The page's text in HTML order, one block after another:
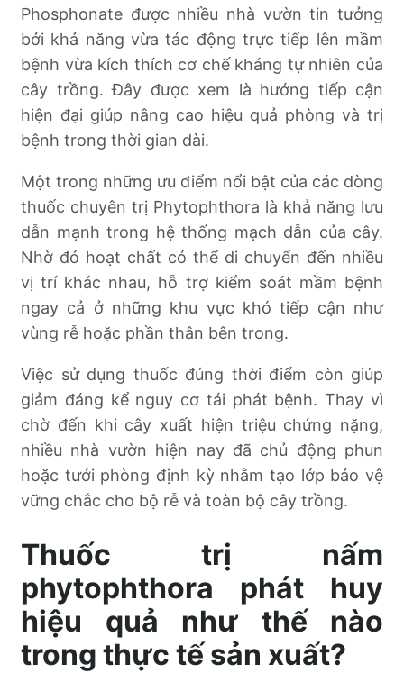
Phosphonate được nhiều nhà vườn tin tưởng
bởi khả năng vừa tác động trực tiếp lên mầm
bệnh vừa kích thích cơ chế kháng tự nhiên của
cây trồng. Đây được xem là hướng tiếp cận
hiện đại giúp nâng cao hiệu quả phòng và trị
bệnh trong thời gian dài.
Một trong những ưu điểm nổi bật của các dòng
thuốc chuyên trị Phytophthora là khả năng lưu
dẫn mạnh trong hệ thống mạch dẫn của cây.
Nhờ đó hoạt chất có thể di chuyển đến nhiều
vị trí khác nhau, hỗ trợ kiểm soát mầm bệnh
ngay cả ở những khu vực khó tiếp cận như
vùng rễ hoặc phần thân bên trong.
Việc sử dụng thuốc đúng thời điểm còn giúp
giảm đáng kể nguy cơ tái phát bệnh. Thay vì
chờ đến khi cây xuất hiện triệu chứng nặng,
nhiều nhà vườn hiện nay đã chủ động phun
hoặc tưới phòng định kỳ nhằm tạo lớp bảo vệ
vững chắc cho bộ rễ và toàn bộ cây trồng.
Thuốc trị nấm
phytophthora phát huy
hiệu quả như thế nào
trong thực tế sản xuất?